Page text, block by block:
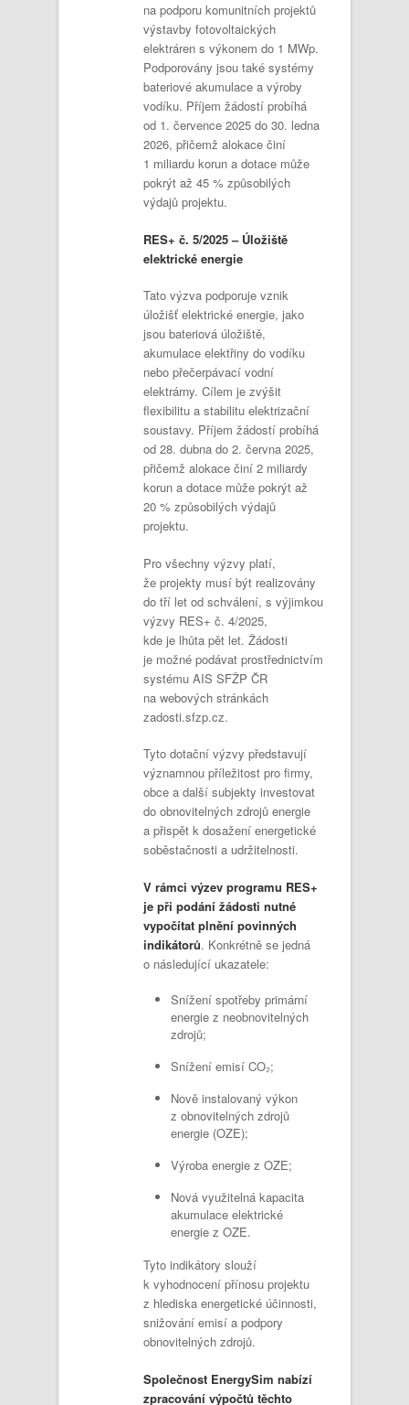
na podporu komunitních projektů
výstavby fotovoltaických
elektráren s výkonem do 1 MWp.
Podporovány jsou také systémy
bateriové akumulace a výroby
vodíku. Příjem žádostí probíhá
od 1. července 2025 do 30. ledna
2026, přičemž alokace činí
1 miliardu korun a dotace může
pokrýt až 45 % způsobilých
výdajů projektu.
RES+ č. 5/2025 – Úložiště
elektrické energie
Tato výzva podporuje vznik
úložišť elektrické energie, jako
jsou bateriová úložiště,
akumulace elektřiny do vodíku
nebo přečerpávací vodní
elektrárny. Cílem je zvýšit
flexibilitu a stabilitu elektrizační
soustavy. Příjem žádostí probíhá
od 28. dubna do 2. června 2025,
přičemž alokace činí 2 miliardy
korun a dotace může pokrýt až
20 % způsobilých výdajů
projektu.
Pro všechny výzvy platí,
že projekty musí být realizovány
do tří let od schválení, s výjimkou
výzvy RES+ č. 4/2025,
kde je lhůta pět let. Žádosti
je možné podávat prostřednictvím
systému AIS SFŽP ČR
na webových stránkách
zadosti.sfzp.cz.
Tyto dotační výzvy představují
významnou příležitost pro firmy,
obce a další subjekty investovat
do obnovitelných zdrojů energie
a přispět k dosažení energetické
soběstačnosti a udržitelnosti.
V rámci výzev programu RES+
je při podání žádosti nutné
vypočítat plnění povinných
indikátorů. Konkrétně se jedná
o následující ukazatele:
Snížení spotřeby primární
energie z neobnovitelných
zdrojů;
Snížení emisí CO₂;
Nově instalovaný výkon
z obnovitelných zdrojů
energie (OZE);
Výroba energie z OZE;
Nová využitelná kapacita
akumulace elektrické
energie z OZE.
Tyto indikátory slouží
k vyhodnocení přínosu projektu
z hlediska energetické účinnosti,
snižování emisí a podpory
obnovitelných zdrojů.
Společnost EnergySim nabízí
zpracování výpočtů těchto